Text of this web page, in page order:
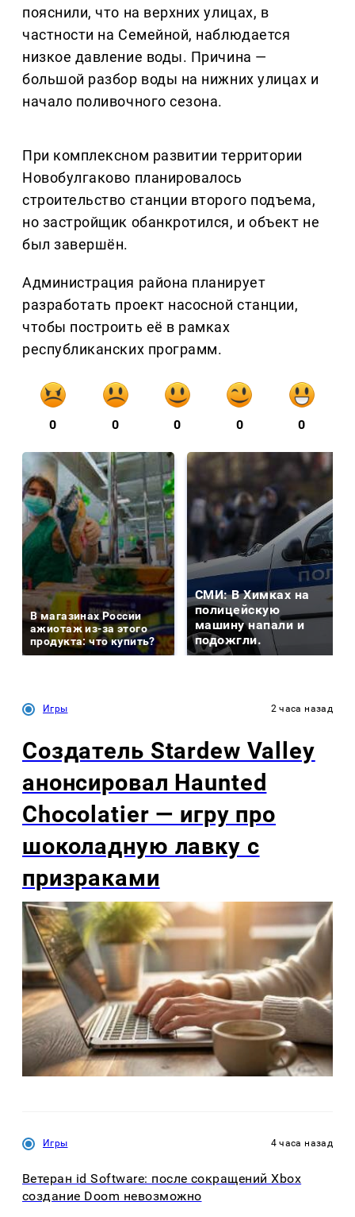
пояснили, что на верхних улицах, в
частности на Семейной, наблюдается
низкое давление воды. Причина —
большой разбор воды на нижних улицах и
начало поливочного сезона.
При комплексном развитии территории
Новобулгаково планировалось
строительство станции второго подъема,
но застройщик обанкротился, и объект не
был завершён.
Администрация района планирует
разработать проект насосной станции,
чтобы построить её в рамках
республиканских программ.
0 0 0 0 0
В магазинах России
ажиотаж из-за этого
продукта: что купить?
СМИ: В Химках на
полицейскую
машину напали и
подожгли.
Игры 2 часа назад
Создатель Stardew Valley
анонсировал Haunted
Chocolatier — игру про
шоколадную лавку с
призраками
Игры 4 часа назад
Ветеран id Software: после сокращений Xbox
создание Doom невозможно